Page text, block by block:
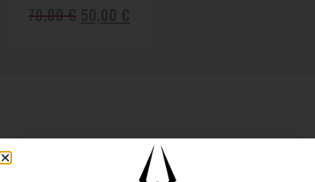
70,00€
ERWIN SU INSTAGRAM